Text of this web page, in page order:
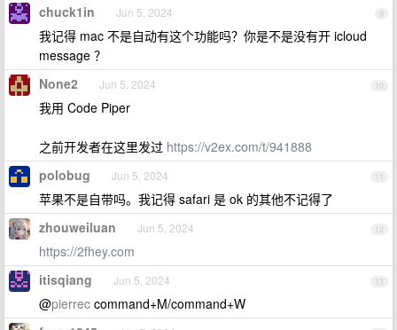
9
chuck1in Jun 5, 2024
我记得 mac 不是自动有这个功能吗？你是不是没有开 icloud
message ？
10
None2 Jun 5, 2024
我用 Code Piper
之前开发者在这里发过 https://v2ex.com/t/941888
11
polobug Jun 5, 2024
苹果不是自带吗。我记得 safari 是 ok 的其他不记得了
12
zhouweiluan Jun 5, 2024
https://2fhey.com
13
itisqiang Jun 5, 2024
@pierrec command+M/command+W